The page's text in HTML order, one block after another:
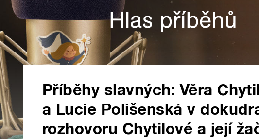
Příběhy slavných: Věra
a Lucie Polišenská v
rozhovoru Chytilové a její